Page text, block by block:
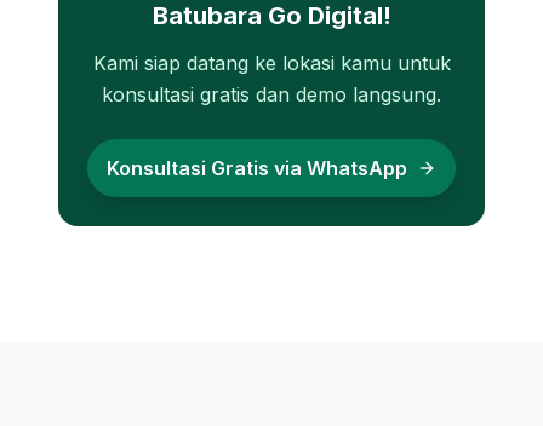
Batubara Go Digital!
Kami siap datang ke lokasi kamu untuk
konsultasi gratis dan demo langsung.
Konsultasi Gratis via WhatsApp